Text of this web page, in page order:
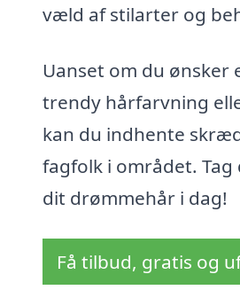
væld af stilarter og
Uanset om du ønsker
trendy hårfarvning
kan du indhente
fagfolk i området.
dit drømmehår i dag!
Få tilbud, gratis og